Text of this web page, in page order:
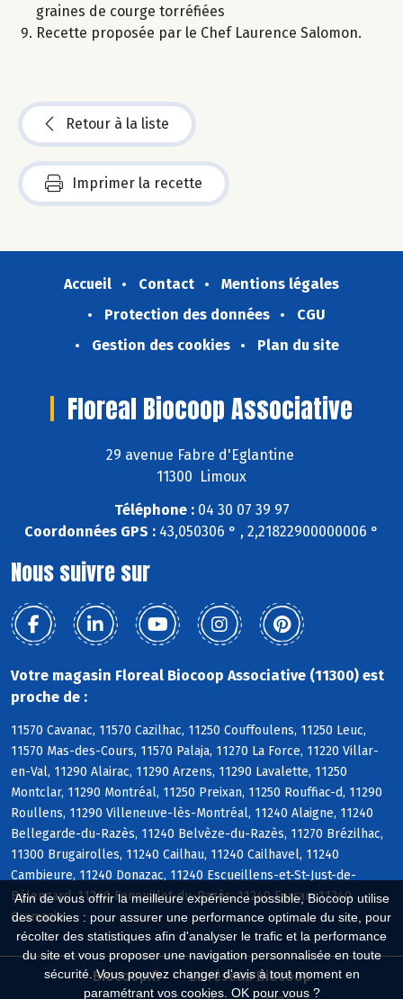
Afin de vous offrir la meilleure expérience possible, Biocoop utilise
des cookies : pour assurer une performance optimale du site, pour
récolter des statistiques afin d'analyser le trafic et la performance
du site et vous proposer une navigation personnalisée en toute
sécurité. Vous pouvez changer d'avis à tout moment en
paramétrant vos cookies. OK pour vous ?
graines de courge torréfiées
Recette proposée par le Chef Laurence Salomon.
Retour à la liste
Imprimer la recette
Accueil Contact
Mentions légales
Protection des données
CGU
Gestion des cookies
Plan du site
Floreal Biocoop Associative
29 avenue Fabre d'Eglantine
11300 Limoux
Téléphone :04 30 07 39 97
Coordonnées GPS : 43,050306 ° , 2,21822900000006 °
Nous suivre sur
Votre magasin Floreal Biocoop Associative (11300) est
proche de :
11570 Cavanac, 11570 Cazilhac, 11250 Couffoulens, 11250 Leuc,
11570 Mas-des-Cours, 11570 Palaja, 11270 La Force, 11220 Villar-
en-Val, 11290 Alairac, 11290 Arzens, 11290 Lavalette, 11250
Montclar, 11290 Montréal, 11250 Preixan, 11250 Rouffiac-d, 11290
Roullens, 11290 Villeneuve-lès-Montréal, 11240 Alaigne, 11240
Bellegarde-du-Razès, 11240 Belvèze-du-Razès, 11270 Brézilhac,
11300 Brugairolles, 11240 Cailhau, 11240 Cailhavel, 11240
Cambieure, 11240 Donazac, 11240 Escueillens-et-St-Just-de-
Bélengard, 11240 Fenouillet-du-Razès, 11240 Ferran, 11240
Gramazie
Biocoop.fr
Le réseau Biocoop